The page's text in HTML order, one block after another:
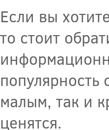
Если вы
то стоит
малым, так и
ценятся.